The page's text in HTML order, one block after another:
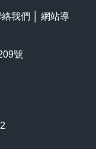
我們
網站導
號